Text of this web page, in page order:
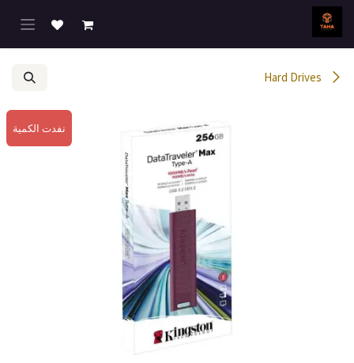
تخطي للذهاب إلى المحتوى
نفدت الكمية